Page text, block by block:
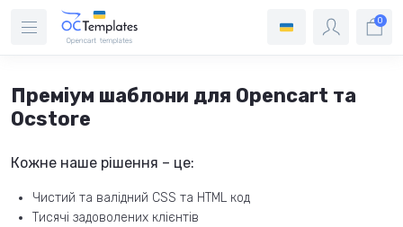
0
Преміум шаблони для Opencart та
Ocstore
Кожне наше рішення – це:
Чистий та валідний CSS та HTML код
Тисячі задоволених клієнтів